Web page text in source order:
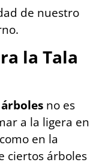
de nuestro
la Tala
no es
a la ligera en
en la
ciertos árboles